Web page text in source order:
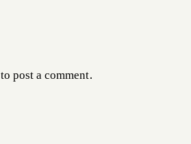
to post a comment.